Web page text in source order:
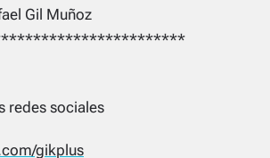
Gil Muñoz
redes sociales
gikplus